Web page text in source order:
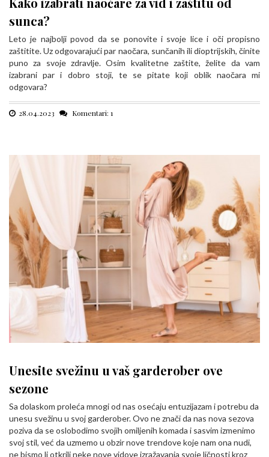
sunca?
Leto je najbolji povod da se ponovite i svoje lice i oči propisno
zaštitite. Uz odgovarajući par naočara, sunčanih ili dioptrijskih, činite
puno za svoje zdravlje. Osim kvalitetne zaštite, želite da vam
izabrani par i dobro stoji, te se pitate koji oblik naočara mi
odgovara?
28.04.2023 Komentari: 1
Unesite svežinu u vaš garderober ove
sezone
Sa dolaskom proleća mnogi od nas osećaju entuzijazam i potrebu da
unesu svežinu u svoj garderober. Ovo ne znači da nas nova sezova
poziva da se oslobodimo svojih omiljenih komada i sasvim izmenimo
svoj stil, već da uzmemo u obzir nove trendove koje nam ona nudi,
ne bismo li otkrili neke nove vidove izražavanja svoje ličnosti kroz